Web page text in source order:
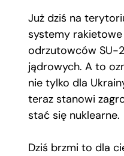
Już dziś na
systemy
odrzutowców SU-
jądrowych. A to
nie tylko dla
teraz stanowi
stać się nuklearne.
Dziś brzmi to dla